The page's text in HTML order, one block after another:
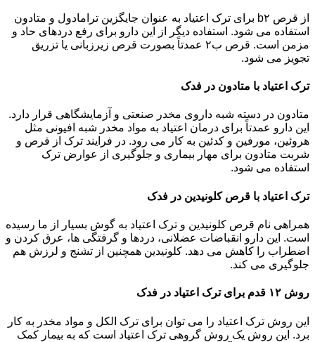
از قرص b۲ برای ترک اعتیاد به عنوان جایگزین ترامادول و متادون
استفاده می شود. استفاده دیگر از این دارو برای رفع دردهای حاد و
مزمن است. قرص ب۲ عمدتاً بصورت قرص زیرزبانی یا تزریق
تجویز می شود.
ترک اعتیاد با متادون در فدک
متادون در دسته شبه داروی مخدر صنعتی و آزمایشگاهی قرار دارد.
این دارو عمدتاً برای درمان اعتیاد به مواد مخدر شبه افیونی مثل
هروئین، مورفین و کدئین به کار می رود. در فرایند ترک از قرص و
شربت متادون برای مهار بیماری و جلوگیری از عوارض ترک
استفاده می شود.
ترک اعتیاد با قرص کلونیدین در فدک
همراهی نام قرص کلونیدین و ترک اعتیاد به گوش بسیار از ما رسیده
است. این دارو انقباضات عضلانی، دردها و گرفتگی ها، عرق کردن و
اضطراب را کاهش می دهد. کلونیدین همچنین از تشنج و لرزش هم
جلوگیری می کند.
روش ۱۲ قدم برای ترک اعتیاد در فدک
این روش ترک اعتیاد را می توان برای ترک الکل و مواد مخدر به کار
برد. این روش یک روش گروهی ترک اعتیاد است که به بیمار کمک